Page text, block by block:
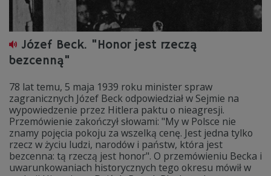
Józef Beck. "Honor jest rzeczą
bezcenną"
78 lat temu, 5 maja 1939 roku minister spraw
zagranicznych Józef Beck odpowiedział w Sejmie na
wypowiedzenie przez Hitlera paktu o nieagresji.
Przemówienie zakończył słowami: "My w Polsce nie
znamy pojęcia pokoju za wszelką cenę. Jest jedna tylko
rzecz w życiu ludzi, narodów i państw, która jest
bezcenna: tą rzeczą jest honor". O przemówieniu Becka i
uwarunkowaniach historycznych tego okresu mówił w